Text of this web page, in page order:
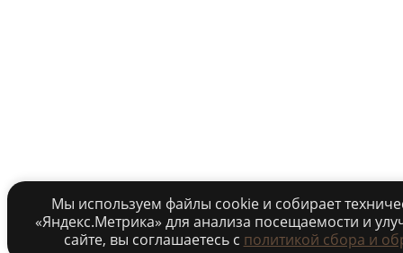
Мы используем файлы cookie и собирает
«Яндекс.Метрика» для анализа посещаемости и
сайте, вы соглашаетесь c политикой сбора и